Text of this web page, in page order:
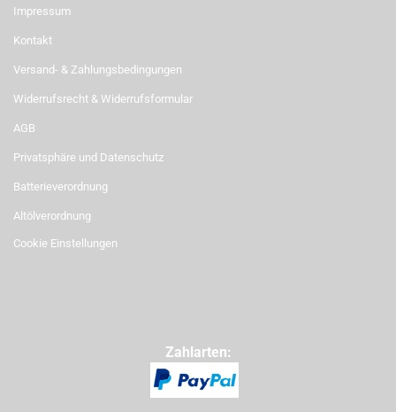
Impressum
Kontakt
Versand- & Zahlungsbedingungen
Widerrufsrecht & Widerrufsformular
AGB
Privatsphäre und Datenschutz
Batterieverordnung
Altölverordnung
Cookie Einstellungen
Zahlarten: